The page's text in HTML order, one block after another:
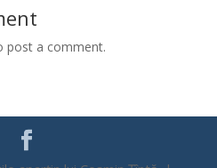
post a comment.